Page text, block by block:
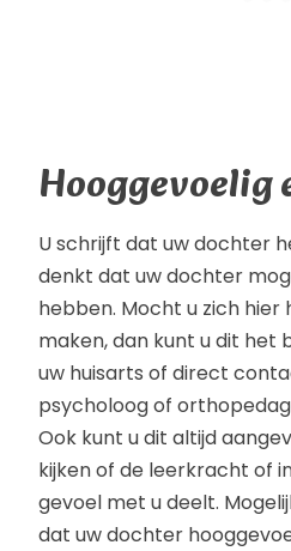
Hooggevoelig
U schrijft dat uw dochter
denkt dat uw dochter
hebben. Mocht u zich hier
maken, dan kunt u dit het
uw huisarts of direct
psycholoog of
Ook kunt u dit altijd
kijken of de leerkracht of
gevoel met u deelt.
dat uw dochter